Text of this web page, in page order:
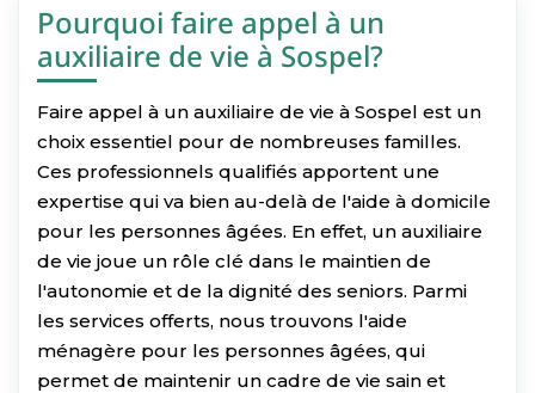
Pourquoi faire appel à un
auxiliaire de vie à Sospel?
Faire appel à un auxiliaire de vie à Sospel est un
choix essentiel pour de nombreuses familles.
Ces professionnels qualifiés apportent une
expertise qui va bien au-delà de l'aide à domicile
pour les personnes âgées. En effet, un auxiliaire
de vie joue un rôle clé dans le maintien de
l'autonomie et de la dignité des seniors. Parmi
les services offerts, nous trouvons l'aide
ménagère pour les personnes âgées, qui
permet de maintenir un cadre de vie sain et